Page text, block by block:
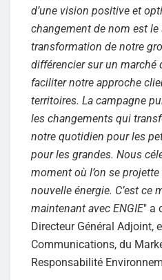
d’une vision positive et
changement de nom est le
transformation de notre
différencier sur un marché
faciliter notre approche
territoires. La campagne
les changements qui
notre quotidien pour les
pour les grandes. Nous
moment où l’on se projette
nouvelle énergie. C’est ce
maintenant avec ENGIE" a
Directeur Général Adjoint,
Communications, du
Responsabilité